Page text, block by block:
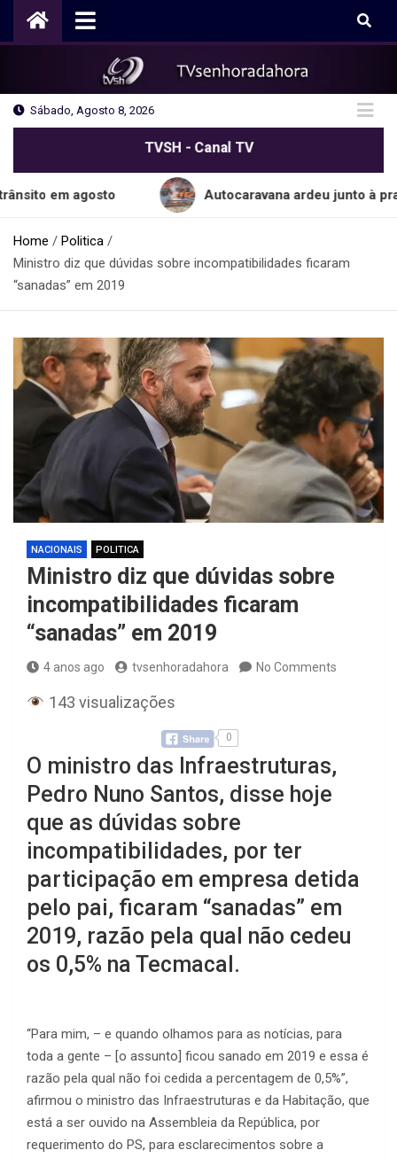
Sábado, Agosto 8, 2026
TVSH - Canal TV
agosto Autocaravana ardeu junto à praia do
Home
Politica
Ministro diz que dúvidas sobre incompatibilidades ficaram
“sanadas” em 2019
NACIONAIS POLITICA
Ministro diz que dúvidas sobre
incompatibilidades ficaram
“sanadas” em 2019
4 anos ago tvsenhoradahora No Comments
143 visualizações
0
O ministro das Infraestruturas,
Pedro Nuno Santos, disse hoje
que as dúvidas sobre
incompatibilidades, por ter
participação em empresa detida
pelo pai, ficaram “sanadas” em
2019, razão pela qual não cedeu
os 0,5% na Tecmacal.
“Para mim, – e quando olhamos para as notícias, para
toda a gente – [o assunto] ficou sanado em 2019 e essa é
razão pela qual não foi cedida a percentagem de 0,5%”,
afirmou o ministro das Infraestruturas e da Habitação, que
está a ser ouvido na Assembleia da República, por
requerimento do PS, para esclarecimentos sobre a